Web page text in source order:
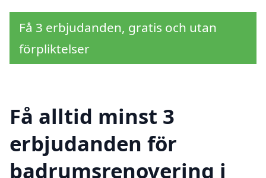
Få 3 erbjudanden, gratis och utan
förpliktelser
Få alltid minst 3
erbjudanden för
badrumsrenovering i